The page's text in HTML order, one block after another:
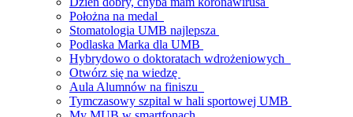
Położna na medal
Stomatologia UMB najlepsza
Podlaska Marka dla UMB
Hybrydowo o doktoratach wdrożeniowych
Otwórz się na wiedzę
Aula Alumnów na finiszu
Tymczasowy szpital w hali sportowej UMB